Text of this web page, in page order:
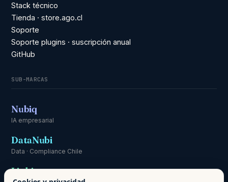
Stack técnico
Tienda · store.ago.cl
Soporte
Soporte plugins · suscripción anual
GitHub
SUB-MARCAS
Nubiq
IA empresarial
DataNubi
Data · Compliance Chile
Linki